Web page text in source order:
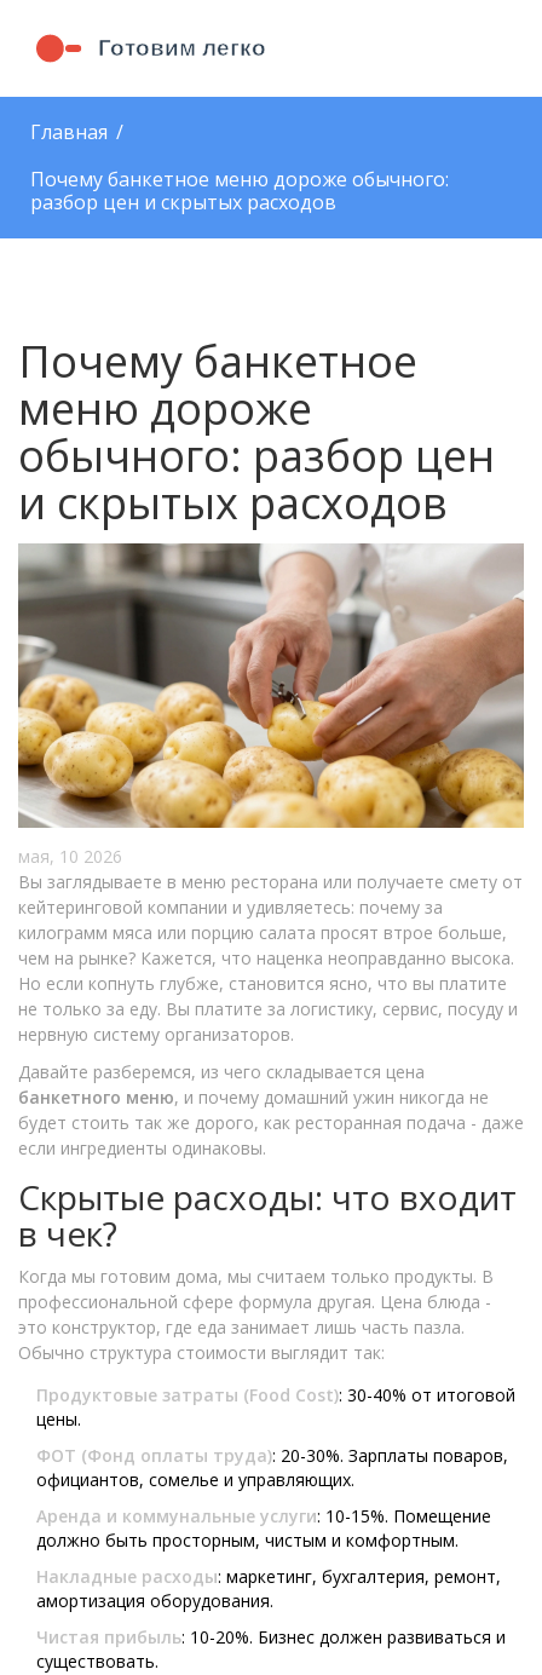
Главная
Почему банкетное меню дороже обычного:
разбор цен и скрытых расходов
Почему банкетное
меню дороже
обычного: разбор цен
и скрытых расходов
мая, 10 2026
Вы заглядываете в меню ресторана или получаете смету от
кейтеринговой компании и удивляетесь: почему за
килограмм мяса или порцию салата просят втрое больше,
чем на рынке? Кажется, что наценка неоправданно высока.
Но если копнуть глубже, становится ясно, что вы платите
не только за еду. Вы платите за логистику, сервис, посуду и
нервную систему организаторов.
Давайте разберемся, из чего складывается цена
банкетного меню, и почему домашний ужин никогда не
будет стоить так же дорого, как ресторанная подача - даже
если ингредиенты одинаковы.
Скрытые расходы: что входит
в чек?
Когда мы готовим дома, мы считаем только продукты. В
профессиональной сфере формула другая. Цена блюда -
это конструктор, где еда занимает лишь часть пазла.
Обычно структура стоимости выглядит так:
Продуктовые затраты (Food Cost): 30-40% от итоговой
цены.
ФОТ (Фонд оплаты труда): 20-30%. Зарплаты поваров,
официантов, сомелье и управляющих.
Аренда и коммунальные услуги: 10-15%. Помещение
должно быть просторным, чистым и комфортным.
Накладные расходы: маркетинг, бухгалтерия, ремонт,
амортизация оборудования.
Чистая прибыль: 10-20%. Бизнес должен развиваться и
существовать.